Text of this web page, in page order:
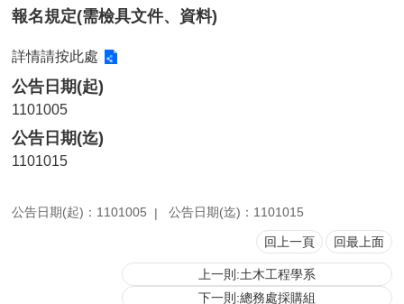
類
專
區
查
詢
事
項
網
報名規定(需檢具文件、資料)
詳情請按此處
公告日期(起)
1101005
公告日期(迄)
1101015
公告日期(起)：1101005 公告日期(迄)：1101015
回上一頁 回最上面
上一則:土木工程學系
下一則:總務處採購組